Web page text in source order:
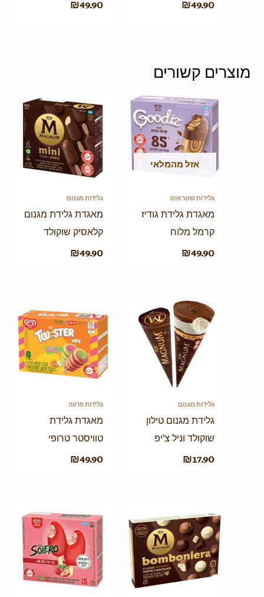
₪49.90
₪49.90
מוצרים קשורים
אזל מהמלאי
גלידות שטראוס
מאגדת גלידת גודיז
קרמל מלוח
₪49.90
גלידות מגנום
מאגדת גלידת מגנום
קלאסיק שוקולד
₪49.90
גלידות מגנום
גלידת מגנום טילון
שוקולד וניל צ'יפ
₪17.90
גלידות פרווה
מאגדת גלידת
טוויסטר טרופי
₪49.90